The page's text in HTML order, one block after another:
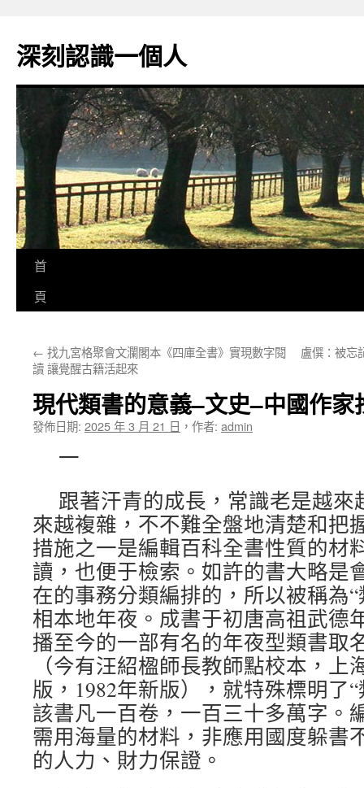
主
要
深刻認識一個人
首
頁
← 找九宮格聚會文瀾閣本《四庫全書》實現數字閱
讀 讓覺醒古籍活起來
盧僎：被忘
現代類書的意義–文史–中國作
發佈日期: 2025 年 3 月 21 日 ， 作者: admin
一
跟著汗青的成長，常識老是越
來越複雜，不不難全盤地清楚和把
措施之一是編輯百科全書性質的材
讀，也便于檢索。如許的書大略是
在的事務分類編排的，所以被稱為
相本地年夜。成書于初唐高祖武德
播至今的一部有名的年夜型類書取
（今有汪紹楹師長教師點校本，上
版，1982年新版），就特殊標明了
該書凡一百卷，一百三十多萬字。
需用海量的材料，非應用國度躲書
的人力、財力保證。